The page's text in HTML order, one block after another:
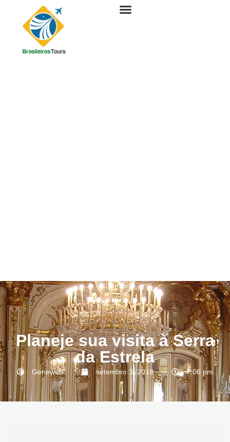
Planeje sua visita à Serra
da Estrela
Geneweb setembro 3, 2018 7:06 pm